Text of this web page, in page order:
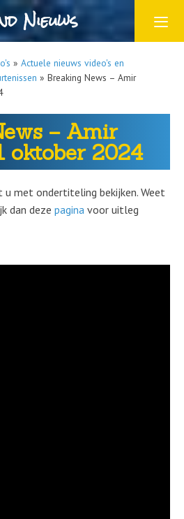
Nieuws
» Actuele nieuws video's en
» Breaking News – Amir
– Amir
oktober 2024
u met ondertiteling bekijken. Weet
dan deze pagina voor uitleg